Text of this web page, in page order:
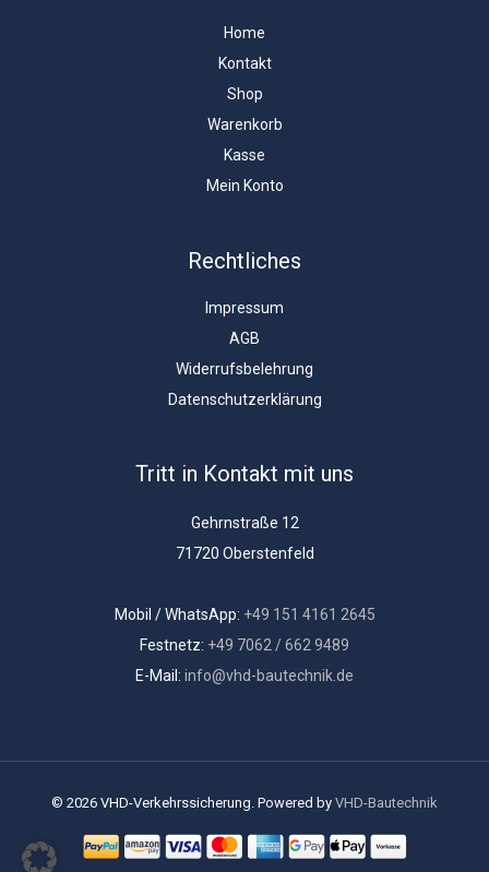
Home
Kontakt
Shop
Warenkorb
Kasse
Mein Konto
Rechtliches
Impressum
AGB
Widerrufsbelehrung
Datenschutzerklärung
Tritt in Kontakt mit uns
Gehrnstraße 12
71720 Oberstenfeld
Mobil / WhatsApp: +49 151 4161 2645
Festnetz: +49 7062 / 662 9489
E-Mail: info@vhd-bautechnik.de
© 2026 VHD-Verkehrssicherung. Powered by VHD-Bautechnik